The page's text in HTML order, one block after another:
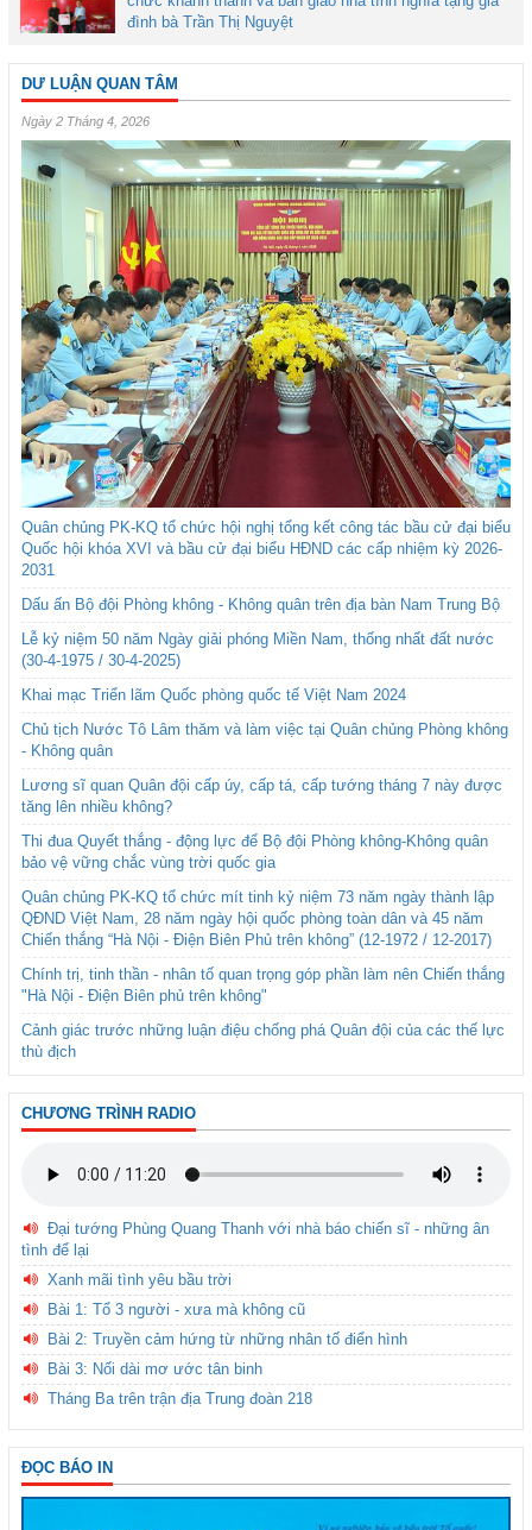
đình bà Trần Thị Nguyệt
DƯ LUẬN QUAN TÂM
Ngày 2 Tháng 4, 2026
Quân chủng PK-KQ tổ chức hội nghị tổng kết công tác bầu cử đại biểu
Quốc hội khóa XVI và bầu cử đại biểu HĐND các cấp nhiệm kỳ 2026-
2031
Dấu ấn Bộ đội Phòng không - Không quân trên địa bàn Nam Trung Bộ
Lễ kỷ niệm 50 năm Ngày giải phóng Miền Nam, thống nhất đất nước
(30-4-1975 / 30-4-2025)
Khai mạc Triển lãm Quốc phòng quốc tế Việt Nam 2024
Chủ tịch Nước Tô Lâm thăm và làm việc tại Quân chủng Phòng không
- Không quân
Lương sĩ quan Quân đội cấp úy, cấp tá, cấp tướng tháng 7 này được
tăng lên nhiều không?
Thi đua Quyết thắng - động lực để Bộ đội Phòng không-Không quân
bảo vệ vững chắc vùng trời quốc gia
Quân chủng PK-KQ tổ chức mít tinh kỷ niệm 73 năm ngày thành lập
QĐND Việt Nam, 28 năm ngày hội quốc phòng toàn dân và 45 năm
Chiến thắng “Hà Nội - Điện Biên Phủ trên không” (12-1972 / 12-2017)
Chính trị, tinh thần - nhân tố quan trọng góp phần làm nên Chiến thắng
"Hà Nội - Điện Biên phủ trên không"
Cảnh giác trước những luận điệu chống phá Quân đội của các thế lực
thù địch
CHƯƠNG TRÌNH RADIO
Đại tướng Phùng Quang Thanh với nhà báo chiến sĩ - những ân
tình để lại
Xanh mãi tình yêu bầu trời
Bài 1: Tổ 3 người - xưa mà không cũ
Bài 2: Truyền cảm hứng từ những nhân tố điển hình
Bài 3: Nối dài mơ ước tân binh
Tháng Ba trên trận địa Trung đoàn 218
ĐỌC BÁO IN